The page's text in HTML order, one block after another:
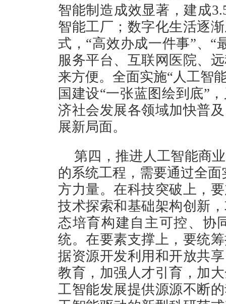
智能制造成效显著，建成
智能工厂；数字化生活逐
式，“高效办成一件事”、“
服务平台、互联网医院、
来方便。全面实施“人工智
国建设“一张蓝图绘到底”
济社会发展各领域加快普
展新局面。
第四，推进人工智能商
的系统工程，需要通过全
方力量。在科技突破上，
技术探索和基础架构创新
态培育构建自主可控、协
统。在要素支撑上，要统
据资源开发利用和开放共
教育，加强人才引育，加
工智能发展提供源源不断